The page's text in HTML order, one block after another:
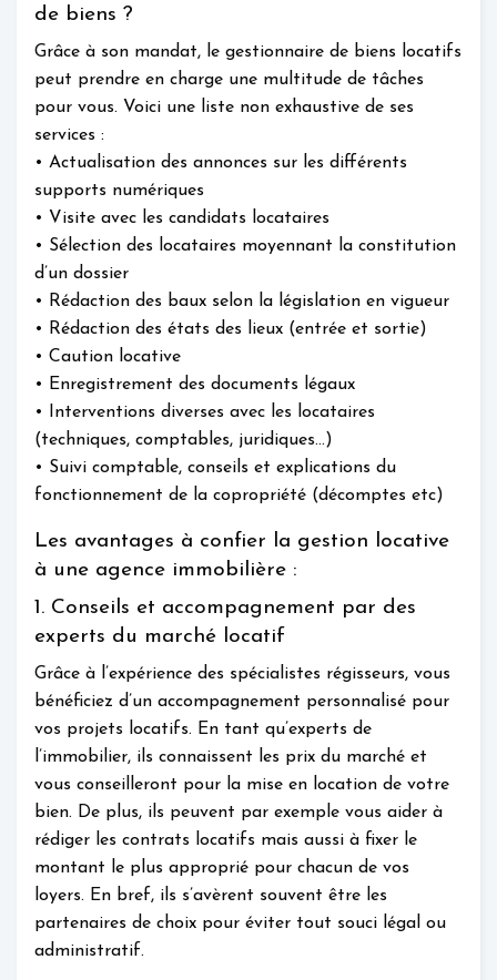
de biens ?
Grâce à son mandat, le gestionnaire de biens locatifs
peut prendre en charge une multitude de tâches
pour vous. Voici une liste non exhaustive de ses
services :
• Actualisation des annonces sur les différents
supports numériques
• Visite avec les candidats locataires
• Sélection des locataires moyennant la constitution
d’un dossier
• Rédaction des baux selon la législation en vigueur
• Rédaction des états des lieux (entrée et sortie)
• Caution locative
• Enregistrement des documents légaux
• Interventions diverses avec les locataires
(techniques, comptables, juridiques…)
• Suivi comptable, conseils et explications du
fonctionnement de la copropriété (décomptes etc)
Les avantages à confier la gestion locative
à une agence immobilière :
1. Conseils et accompagnement par des
experts du marché locatif
Grâce à l’expérience des spécialistes régisseurs, vous
bénéficiez d’un accompagnement personnalisé pour
vos projets locatifs. En tant qu’experts de
l’immobilier, ils connaissent les prix du marché et
vous conseilleront pour la mise en location de votre
bien. De plus, ils peuvent par exemple vous aider à
rédiger les contrats locatifs mais aussi à fixer le
montant le plus approprié pour chacun de vos
loyers. En bref, ils s’avèrent souvent être les
partenaires de choix pour éviter tout souci légal ou
administratif.